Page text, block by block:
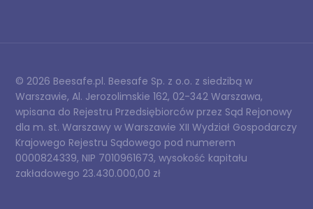
© 2026 Beesafe.pl. Beesafe Sp. z o.o. z siedzibą w
Warszawie, Al. Jerozolimskie 162, 02-342 Warszawa,
wpisana do Rejestru Przedsiębiorców przez Sąd Rejonowy
dla m. st. Warszawy w Warszawie XII Wydział Gospodarczy
Krajowego Rejestru Sądowego pod numerem
0000824339, NIP 7010961673, wysokość kapitału
zakładowego 23.430.000,00 zł